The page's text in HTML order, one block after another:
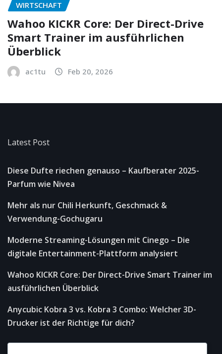
WIRTSCHAFT
Wahoo KICKR Core: Der Direct-Drive
Smart Trainer im ausführlichen
Überblick
ac1tu Feb 20, 2026
Latest Post
Diese Dufte riechen genauso – Kaufberater 2025-
Parfum wie Nivea
Mehr als nur Chili Herkunft, Geschmack &
Verwendung-Gochugaru
Moderne Streaming-Lösungen mit Cinego – Die
digitale Entertainment-Plattform analysiert
Wahoo KICKR Core: Der Direct-Drive Smart Trainer im
ausführlichen Überblick
Anycubic Kobra 3 vs. Kobra 3 Combo: Welcher 3D-
Drucker ist der Richtige für dich?